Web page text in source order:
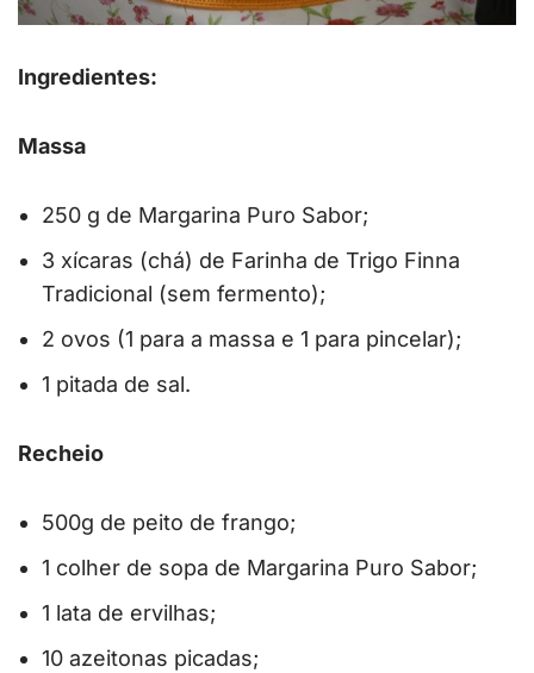
Ingredientes:
Massa
250 g de Margarina Puro Sabor;
3 xícaras (chá) de Farinha de Trigo Finna
Tradicional (sem fermento);
2 ovos (1 para a massa e 1 para pincelar);
1 pitada de sal.
Recheio
500g de peito de frango;
1 colher de sopa de Margarina Puro Sabor;
1 lata de ervilhas;
10 azeitonas picadas;